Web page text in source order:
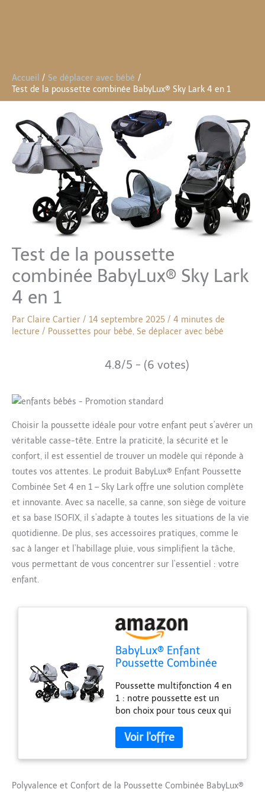
Accueil
Se déplacer avec bébé
Test de la poussette combinée BabyLux® Sky Lark 4 en 1
Test de la poussette
combinée BabyLux® Sky Lark
4 en 1
Par Claire Cartier / 14 septembre 2025 / 4 minutes de
lecture / Poussettes pour bébé, Se déplacer avec bébé
4.8/5 - (6 votes)
Choisir la poussette idéale pour votre enfant peut s’avérer un
véritable casse-tête. Entre la praticité, la sécurité et le
confort, il est essentiel de trouver un modèle qui réponde à
toutes vos attentes. Le produit BabyLux® Enfant Poussette
Combinée Set 4 en 1 – Sky Lark offre une solution complète
et innovante. Avec sa nacelle, sa canne, son siège de voiture
et sa base ISOFIX, il s’adapte à toutes les situations de la vie
quotidienne. De plus, ses accessoires pratiques, comme le
sac à langer et l’habillage pluie, vous simplifient la tâche,
vous permettant de vous concentrer sur l’essentiel : votre
enfant.
BabyLux® Enfant
Poussette Combinée
incl. Nacelle, Canne,
Siège de voiture, ISOFIX
Base - Siège Auto -
Pliable - avec Sac à
langer, Habillage pluie
etc.
Poussette multifonction 4 en
1 : notre poussette est un
bon choix pour tous ceux qui
polyvalentes. Notre produit
peut être utilisé à la fois
comme une poussette
transformé en une poussette
Polyvalence et Confort de la Poussette Combinée BabyLux®